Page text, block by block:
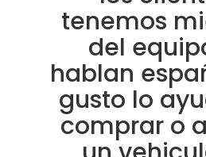
tenemos
del
hablan
gusto lo
comprar o